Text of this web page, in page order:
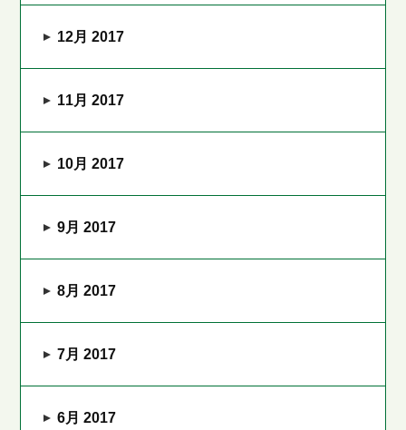
12月 2017
11月 2017
10月 2017
9月 2017
8月 2017
7月 2017
6月 2017